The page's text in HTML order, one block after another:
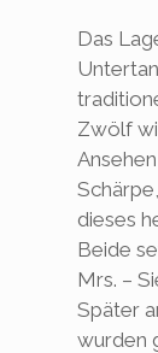
Das
Zwölf
dieses
Beide
Mrs. –
Später
wurden